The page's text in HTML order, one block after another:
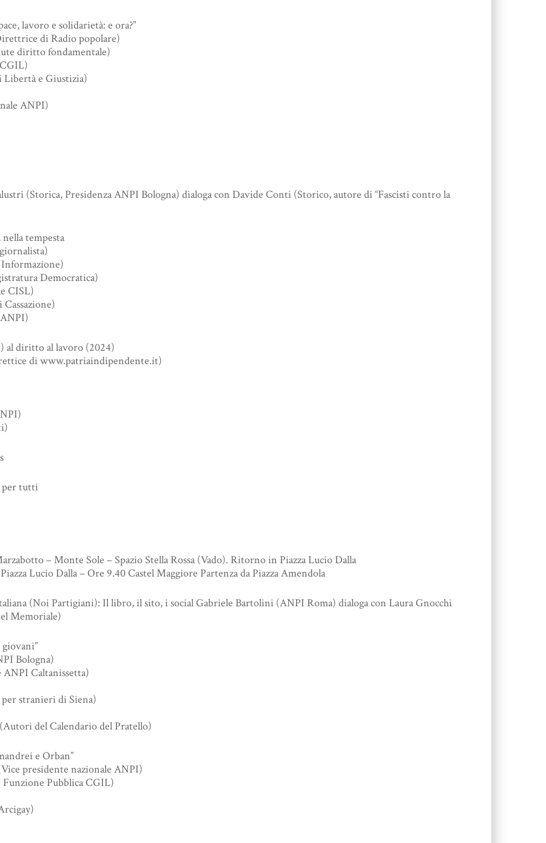
lavoro e solidarietà: e ora?”
di Radio popolare)
diritto fondamentale)
Libertà e Giustizia)
ANPI)
(Storica, Presidenza ANPI Bologna) dialoga con Davide Conti (Storico, autore di “Fascisti contro la
tempesta
Democratica)
CISL)
al diritto al lavoro (2024)
di www.patriaindipendente.it)
per tutti
– Monte Sole – Spazio Stella Rossa (Vado). Ritorno in Piazza Lucio Dalla
Lucio Dalla – Ore 9.40 Castel Maggiore Partenza da Piazza Amendola
(Noi Partigiani): Il libro, il sito, i social Gabriele Bartolini (ANPI Roma) dialoga con Laura Gnocchi
Memoriale)
Bologna)
ANPI Caltanissetta)
stranieri di Siena)
del Calendario del Pratello)
e Orban”
presidente nazionale ANPI)
Pubblica CGIL)